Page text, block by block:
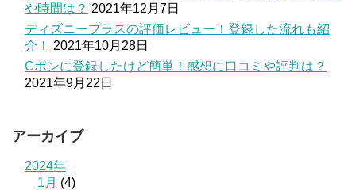
や時間は？ 2021年12月7日
ディズニープラスの評価レビュー！登録した流れも紹
介！
2021年10月28日
Cポンに登録したけど簡単！感想に口コミや評判は？
2021年9月22日
アーカイブ
2024年
1月 (4)